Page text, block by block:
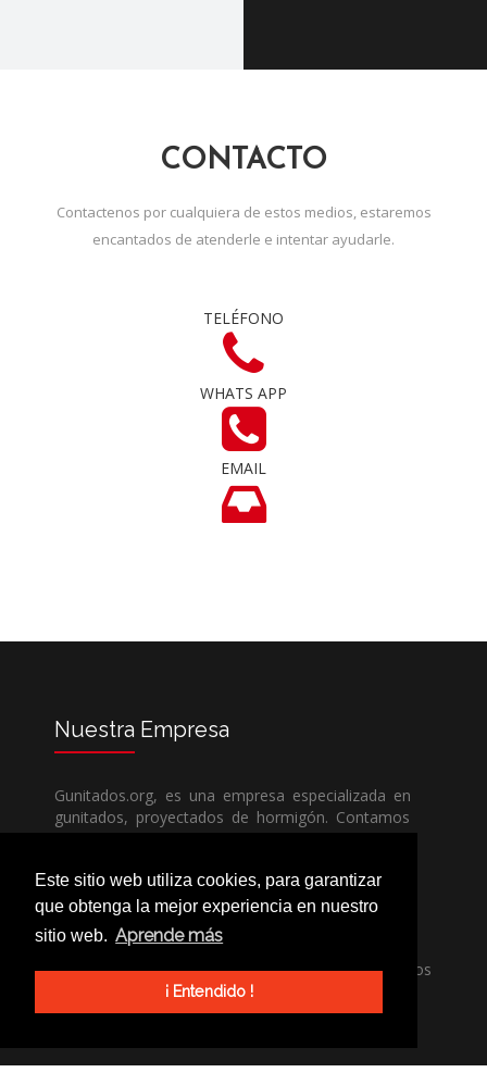
Este sitio web utiliza cookies, para garantizar
que obtenga la mejor experiencia en nuestro
sitio web. Aprende más
¡ Entendido !
CONTACTO
Contactenos por cualquiera de estos medios, estaremos
encantados de atenderle e intentar ayudarle.
TELÉFONO
WHATS APP
EMAIL
Nuestra Empresa
Gunitados.org, es una empresa especializada en
gunitados, proyectados de hormigón. Contamos
con todos los medios humanos y técnicos, para
competencia.
Si necesita una empresa de gunitados, no dude
en llamarnos, nuestros técnicos estran encantados
de poder ayudarle, ya sea usted particular o
profesional.